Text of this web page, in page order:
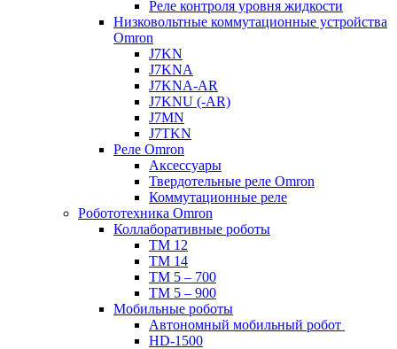
Реле контроля уровня жидкости
Низковольтные коммутационные устройства
Omron
J7KN
J7KNA
J7KNA-AR
J7KNU (-AR)
J7MN
J7TKN
Реле Omron
Аксессуары
Твердотельные реле Omron
Коммутационные реле
Робототехника Omron
Коллаборативные роботы
TM 12
TM 14
TM 5 – 700
TM 5 – 900
Мобильные роботы
Автономный мобильный робот
HD-1500